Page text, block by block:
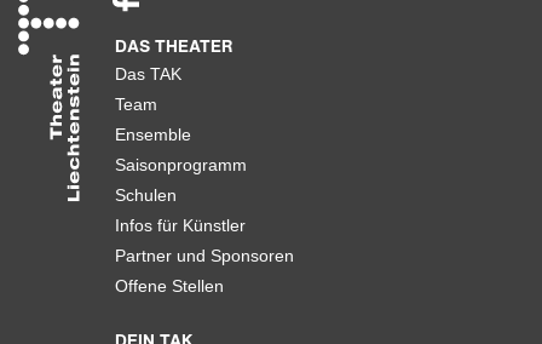
DAS THEATER
Das TAK
Team
Ensemble
Saisonprogramm
Schulen
Infos für Künstler
Partner und Sponsoren
Offene Stellen